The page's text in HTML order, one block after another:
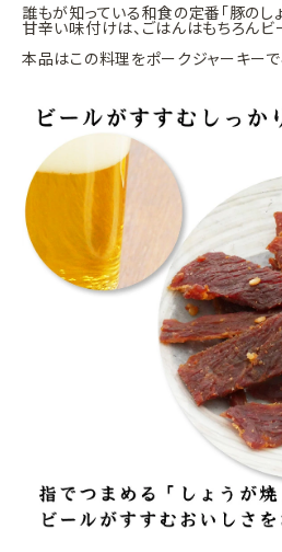
誰もが知っている和食の定番「豚のしょ
甘辛い味付けは、ごはんはもちろんビ
本品はこの料理をポークジャーキーで